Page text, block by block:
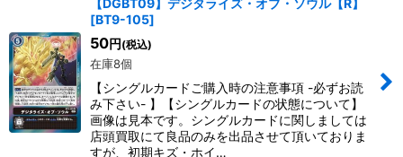
【DGBT09】デジタライズ・オブ・ソウル【R】
[BT9-105]
50円 (税込)
在庫8個
【シングルカードご購入時の注意事項 -必ずお読
み下さい- 】【シングルカードの状態について】
画像は見本です。シングルカードに関しましては
店頭買取にて良品のみを出品させて頂いておりま
すが、初期キズ・ホイ…